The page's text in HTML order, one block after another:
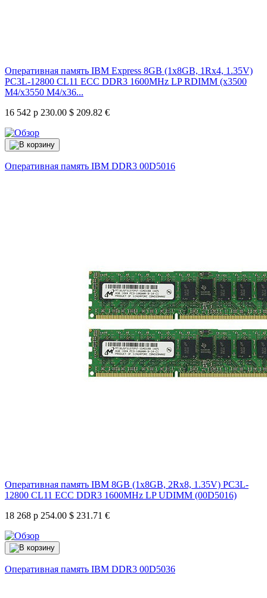
Оперативная память IBM Express 8GB (1x8GB, 1Rx4, 1.35V)
PC3L-12800 CL11 ECC DDR3 1600MHz LP RDIMM (x3500
M4/x3550 M4/x36...
16 542 р 230.00 $ 209.82 €
Оперативная память IBM DDR3 00D5016
Оперативная память IBM 8GB (1x8GB, 2Rx8, 1.35V) PC3L-
12800 CL11 ECC DDR3 1600MHz LP UDIMM (00D5016)
18 268 р 254.00 $ 231.71 €
Оперативная память IBM DDR3 00D5036